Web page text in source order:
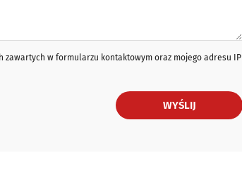
zawartych w formularzu kontaktowym oraz mojego adresu IP
WYŚLIJ